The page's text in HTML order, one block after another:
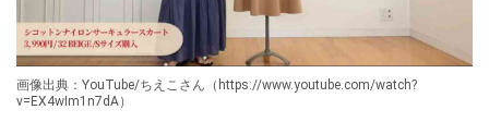
画像出典：YouTube/ちえこさん（https://www.youtube.com/watch?
v=EX4wIm1n7dA）